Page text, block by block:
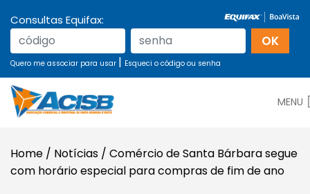
Consultas Equifax:
Quero me associar para usar | Esqueci o código ou senha
MENU
Home / Notícias / Comércio de Santa Bárbara segue
com horário especial para compras de fim de ano